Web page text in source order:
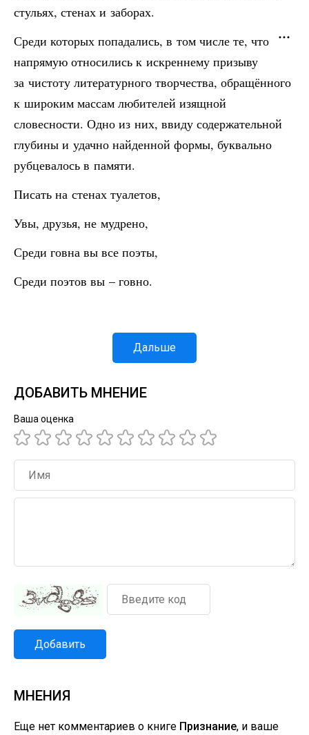
стульях, стенах и заборах.
Среди которых попадались, в том числе те, что
напрямую относились к искреннему призыву
за чистоту литературного творчества, обращённого
к широким массам любителей изящной
словесности. Одно из них, ввиду содержательной
глубины и удачно найденной формы, буквально
рубцевалось в памяти.
Писать на стенах туалетов,
Увы, друзья, не мудрено,
Среди говна вы все поэты,
Среди поэтов вы – говно.
Дальше
ДОБАВИТЬ МНЕНИЕ
Ваша оценка
Добавить
МНЕНИЯ
Еще нет комментариев о книге Признание, и ваше